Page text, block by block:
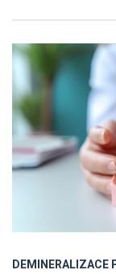
DEMINERALIZACE